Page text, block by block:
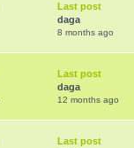
Last post
daga
8 months ago
Last post
daga
12 months ago
Last post